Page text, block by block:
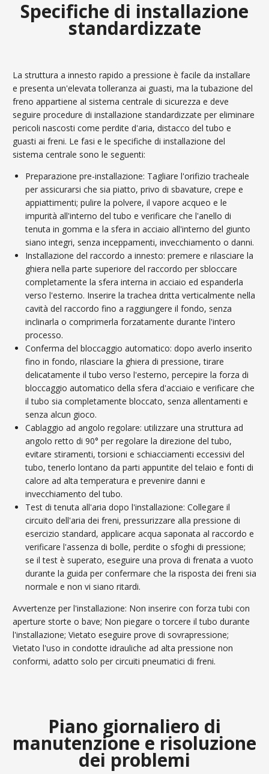
Specifiche di installazione
standardizzate
La struttura a innesto rapido a pressione è facile da installare
e presenta un'elevata tolleranza ai guasti, ma la tubazione del
freno appartiene al sistema centrale di sicurezza e deve
seguire procedure di installazione standardizzate per eliminare
pericoli nascosti come perdite d'aria, distacco del tubo e
guasti ai freni. Le fasi e le specifiche di installazione del
sistema centrale sono le seguenti:
Preparazione pre-installazione: Tagliare l'orifizio tracheale
per assicurarsi che sia piatto, privo di sbavature, crepe e
appiattimenti; pulire la polvere, il vapore acqueo e le
impurità all'interno del tubo e verificare che l'anello di
tenuta in gomma e la sfera in acciaio all'interno del giunto
siano integri, senza inceppamenti, invecchiamento o danni.
Installazione del raccordo a innesto: premere e rilasciare la
ghiera nella parte superiore del raccordo per sbloccare
completamente la sfera interna in acciaio ed espanderla
verso l'esterno. Inserire la trachea dritta verticalmente nella
cavità del raccordo fino a raggiungere il fondo, senza
inclinarla o comprimerla forzatamente durante l'intero
processo.
Conferma del bloccaggio automatico: dopo averlo inserito
fino in fondo, rilasciare la ghiera di pressione, tirare
delicatamente il tubo verso l'esterno, percepire la forza di
bloccaggio automatico della sfera d'acciaio e verificare che
il tubo sia completamente bloccato, senza allentamenti e
senza alcun gioco.
Cablaggio ad angolo regolare: utilizzare una struttura ad
angolo retto di 90° per regolare la direzione del tubo,
evitare stiramenti, torsioni e schiacciamenti eccessivi del
tubo, tenerlo lontano da parti appuntite del telaio e fonti di
calore ad alta temperatura e prevenire danni e
invecchiamento del tubo.
Test di tenuta all'aria dopo l'installazione: Collegare il
circuito dell'aria dei freni, pressurizzare alla pressione di
esercizio standard, applicare acqua saponata al raccordo e
verificare l'assenza di bolle, perdite o sfoghi di pressione;
se il test è superato, eseguire una prova di frenata a vuoto
durante la guida per confermare che la risposta dei freni sia
normale e non vi siano ritardi.
Avvertenze per l'installazione: Non inserire con forza tubi con
aperture storte o bave; Non piegare o torcere il tubo durante
l'installazione; Vietato eseguire prove di sovrapressione;
Vietato l'uso in condotte idrauliche ad alta pressione non
conformi, adatto solo per circuiti pneumatici di freni.
Piano giornaliero di
manutenzione e risoluzione
dei problemi